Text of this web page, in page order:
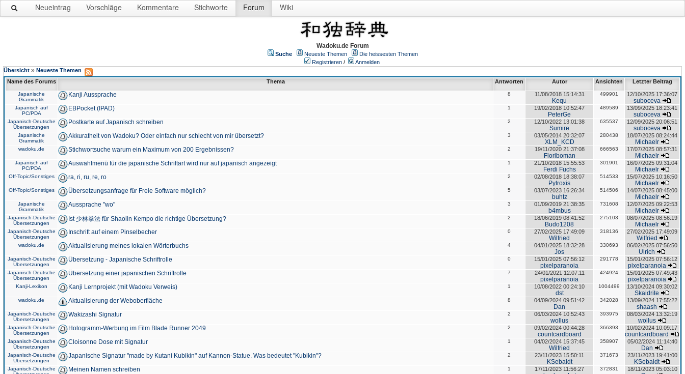
Neueintrag Vorschläge Kommentare Stichworte Forum Wiki
Wadoku.de Forum
Suche Neueste Themen
Die heissesten Themen
Registrieren /
Anmelden
Übersicht » Neueste Themen
Name des Forums
Thema Antworten Autor Ansichten Letzter Beitrag
Japanische
Grammatik
Kanji Aussprache 8 11/08/2018 15:14:31
Kequ
499901 12/10/2025 17:36:07
suboceva
Japanisch auf
PC/PDA
EBPocket (IPAD) 1 19/02/2018 10:52:47
PeterGe
489589 13/09/2025 18:23:41
suboceva
Japanisch-Deutsche
Übersetzungen
Postkarte auf Japanisch schreiben 2 12/10/2022 13:01:38
Sumire
635537 12/09/2025 20:06:51
suboceva
Japanische
Grammatik
Akkuratheit von Wadoku? Oder einfach nur schlecht von mir übersetzt? 3 03/05/2014 20:32:07
XLM_KCD
280438 18/07/2025 08:24:44
Michaelr
wadoku.de Stichwortsuche warum ein Maximum von 200 Ergebnissen? 2 19/11/2020 21:37:08
Floriboman
666563 17/07/2025 08:57:31
Michaelr
Japanisch auf
PC/PDA
Auswahlmenü für die japanische Schriftart wird nur auf japanisch angezeigt 1 21/10/2018 15:55:53
Ferdi Fuchs
301901 16/07/2025 09:31:04
Michaelr
Off-Topic/Sonstiges ra, ri, ru, re, ro 2 02/08/2018 18:38:07
Pytroxis
514533 15/07/2025 10:16:50
Michaelr
Off-Topic/Sonstiges Übersetzungsanfrage für Freie Software möglich? 5 03/07/2023 16:26:34
buhtz
514506 14/07/2025 08:45:00
Michaelr
Japanische
Grammatik
Aussprache "wo" 3 01/09/2019 21:38:35
b4mbus
731608 12/07/2025 09:22:53
Michaelr
Japanisch-Deutsche
Übersetzungen
Ist 少林拳法 für Shaolin Kempo die richtige Übersetzung? 2 18/06/2019 08:41:52
Budo1208
275103 08/07/2025 08:56:19
Michaelr
Japanisch-Deutsche
Übersetzungen
Inschrift auf einem Pinselbecher 0 27/02/2025 17:49:09
Wilfried
318136 27/02/2025 17:49:09
Wilfried
wadoku.de Aktualisierung meines lokalen Wörterbuchs 4 04/01/2025 18:32:28
Jos
330693 06/02/2025 07:56:50
Ulrich
Japanisch-Deutsche
Übersetzungen
Übersetzung - Japanische Schriftrolle 0 15/01/2025 07:56:12
pixelparanoia
291778 15/01/2025 07:56:12
pixelparanoia
Japanisch-Deutsche
Übersetzungen
Übersetzung einer japanischen Schriftrolle 7 24/01/2021 12:07:11
pixelparanoia
424924 15/01/2025 07:49:43
pixelparanoia
Kanji-Lexikon Kanji Lernprojekt (mit Wadoku Verweis) 1 10/08/2022 00:24:10
dst
1004499 13/10/2024 09:30:02
Skaidrite
wadoku.de Aktualisierung der Weboberfläche 8 04/09/2024 09:51:42
Dan
342028 13/09/2024 17:55:22
shaash
Japanisch-Deutsche
Übersetzungen
Wakizashi Signatur 2 06/03/2024 10:52:43
wollus
393975 08/03/2024 13:32:19
wollus
Japanisch-Deutsche
Übersetzungen
Hologramm-Werbung im Film Blade Runner 2049 2 09/02/2024 00:44:28
countcardboard
366393 10/02/2024 10:09:17
countcardboard
Japanisch-Deutsche
Übersetzungen
Cloisonne Dose mit Signatur 1 04/02/2024 15:37:45
Wilfried
358907 05/02/2024 11:14:40
Dan
Japanisch-Deutsche
Übersetzungen
Japanische Signatur "made by Kutani Kubikin" auf Kannon-Statue. Was bedeutet "Kubikin"? 2 23/11/2023 15:50:11
KSebaldt
371673 23/11/2023 19:41:00
KSebaldt
Japanisch-Deutsche
Meinen Namen schreiben 1 17/11/2023 11:56:27 372831 18/11/2023 05:03:10